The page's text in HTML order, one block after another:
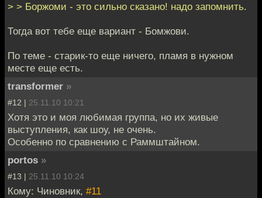
> > Боржоми - это сильно сказано! надо запомнить.
Тогда вот тебе еще вариант - Бомжови.
По теме - старик-то еще ничего, пламя в нужном
месте еще есть.
transformer »
#12 | 25.11.10 10:21
Хотя это и моя любимая группа, но их живые
выступления, как шоу, не очень.
Особенно по сравнению с Раммштайном.
portos »
#13 | 25.11.10 10:24
Кому: Чиновник, #11